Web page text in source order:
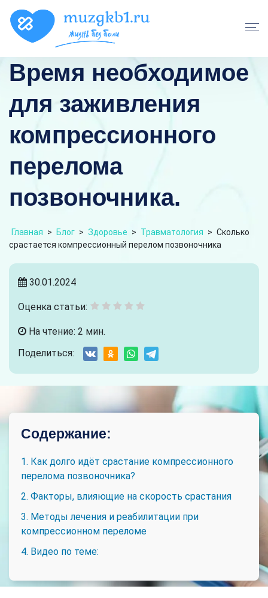
Время необходимое
для заживления
компрессионного
перелома
позвоночника.
Главная > Блог > Здоровье > Травматология > Сколько
срастается компрессионный перелом позвоночника
30.01.2024
Оценка статьи:
На чтение: 2 мин.
Поделиться:
Содержание:
1. Как долго идёт срастание компрессионного
перелома позвоночника?
2. Факторы, влияющие на скорость срастания
3. Методы лечения и реабилитации при
компрессионном переломе
4. Видео по теме: